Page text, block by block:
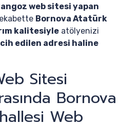
web sitesi yapan
Bornova Atatürk
kalitesiyle atölyenizi
edilen adresi haline
Sitesi
Bornova
Web